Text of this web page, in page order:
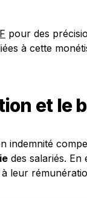
pour des
à cette
et le
indemnité
des salariés. En
leur